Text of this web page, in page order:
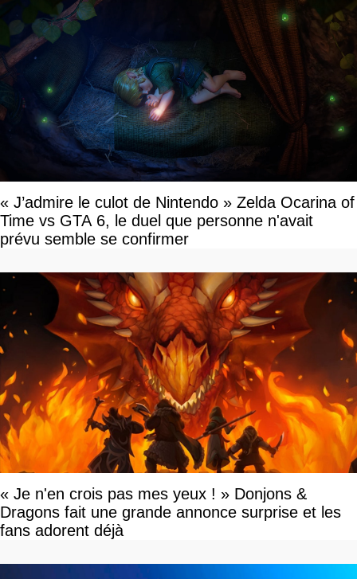
« J’admire le culot de Nintendo » Zelda Ocarina of
Time vs GTA 6, le duel que personne n'avait
prévu semble se confirmer
« Je n'en crois pas mes yeux ! » Donjons &
Dragons fait une grande annonce surprise et les
fans adorent déjà